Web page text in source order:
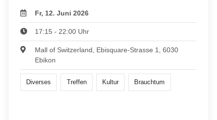
Fr, 12. Juni 2026
17:15 - 22:00 Uhr
Mall of Switzerland, Ebisquare-Strasse 1, 6030
Ebikon
Diverses Treffen Kultur Brauchtum